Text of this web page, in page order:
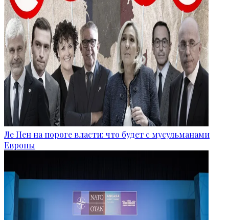
Ле Пен на пороге власти: что будет с мусульманами
Европы